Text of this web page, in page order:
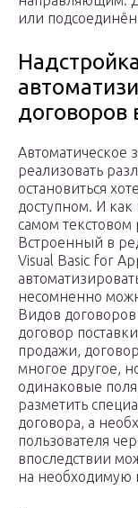
или
договоров
Автоматическое
реализовать
остановиться
доступном. И как
самом
Встроенный в
Visual Basic for
несомненно
Видов
договор
продажи,
многое другое,
одинаковые
разметить
договора, а
пользователя
впоследствии
на